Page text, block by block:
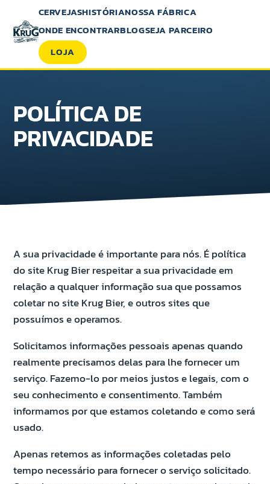
CERVEJASHISTÓRIANOSSA FÁBRICA
ONDE ENCONTRARBLOGSEJA PARCEIRO
LOJA
POLÍTICA DE
PRIVACIDADE
A sua privacidade é importante para nós. É política
do site Krug Bier respeitar a sua privacidade em
relação a qualquer informação sua que possamos
coletar no site Krug Bier, e outros sites que
possuímos e operamos.
Solicitamos informações pessoais apenas quando
realmente precisamos delas para lhe fornecer um
serviço. Fazemo-lo por meios justos e legais, com o
seu conhecimento e consentimento. Também
informamos por que estamos coletando e como será
usado.
Apenas retemos as informações coletadas pelo
tempo necessário para fornecer o serviço solicitado.